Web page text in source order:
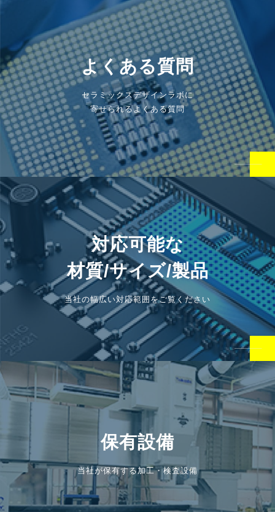
よくある質問
セラミックスデザインラボに
寄せられるよくある質問
対応可能な
材質/サイズ/製品
当社の幅広い対応範囲をご覧ください
保有設備
当社が保有する加工・検査設備